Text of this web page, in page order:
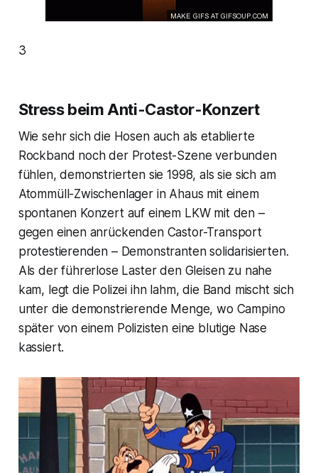
3
Stress beim Anti-Castor-Konzert
Wie sehr sich die Hosen auch als etablierte
Rockband noch der Protest-Szene verbunden
fühlen, demonstrierten sie 1998, als sie sich am
Atommüll-Zwischenlager in Ahaus mit einem
spontanen Konzert auf einem LKW mit den –
gegen einen anrückenden Castor-Transport
protestierenden – Demonstranten solidarisierten.
Als der führerlose Laster den Gleisen zu nahe
kam, legt die Polizei ihn lahm, die Band mischt sich
unter die demonstrierende Menge, wo Campino
später von einem Polizisten eine blutige Nase
kassiert.